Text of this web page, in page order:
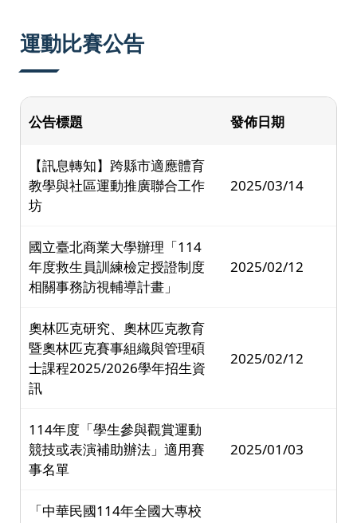
運動比賽公告
公告標題 發佈日期
【訊息轉知】跨縣市適應體育
教學與社區運動推廣聯合工作
坊
2025/03/14
國立臺北商業大學辦理「114
年度救生員訓練檢定授證制度
相關事務訪視輔導計畫」
2025/02/12
奧林匹克研究、奧林匹克教育
暨奧林匹克賽事組織與管理碩
士課程2025/2026學年招生資
訊
2025/02/12
114年度「學生參與觀賞運動
競技或表演補助辦法」適用賽
事名單
2025/01/03
「中華民國114年全國大專校